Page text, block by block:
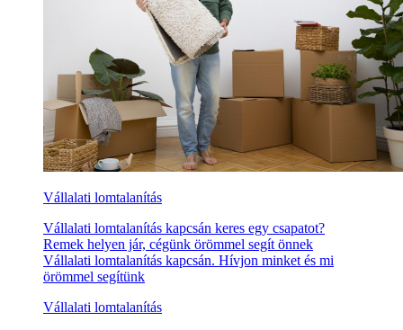
Vállalati lomtalanítás
Vállalati lomtalanítás kapcsán keres egy csapatot?
Remek helyen jár, cégünk örömmel segít önnek
Vállalati lomtalanítás kapcsán. Hívjon minket és mi
örömmel segítünk
Vállalati lomtalanítás